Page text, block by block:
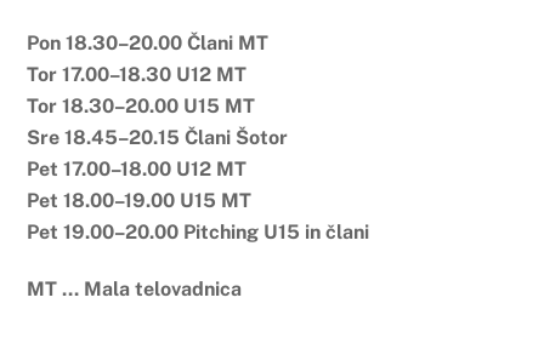
Pon 18.30–20.00 Člani MT
Tor 17.00–18.30 U12 MT
Tor 18.30–20.00 U15 MT
Sre 18.45–20.15 Člani Šotor
Pet 17.00–18.00 U12 MT
Pet 18.00–19.00 U15 MT
Pet 19.00–20.00 Pitching U15 in člani
MT … Mala telovadnica